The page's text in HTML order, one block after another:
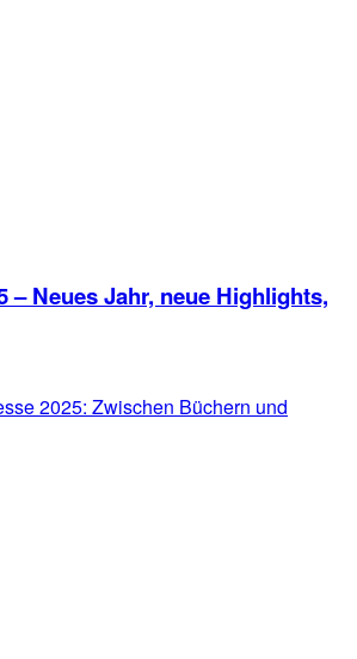
– Neues Jahr, neue Highlights,